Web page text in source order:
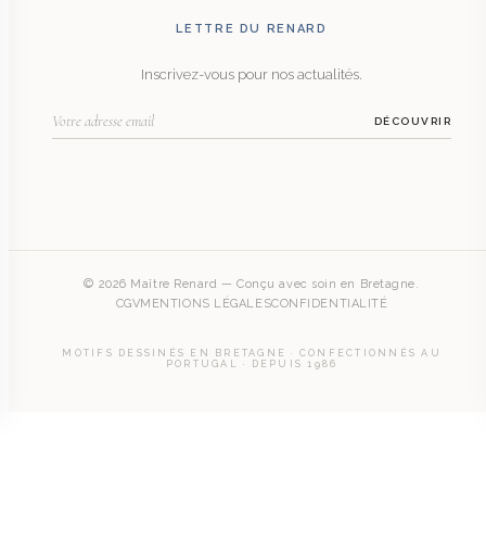
LETTRE DU RENARD
Inscrivez-vous pour nos actualités.
DÉCOUVRIR
© 2026 Maître Renard — Conçu avec soin en Bretagne.
CGVMENTIONS LÉGALESCONFIDENTIALITÉ
MOTIFS DESSINÉS EN BRETAGNE · CONFECTIONNÉS AU
PORTUGAL · DEPUIS 1986